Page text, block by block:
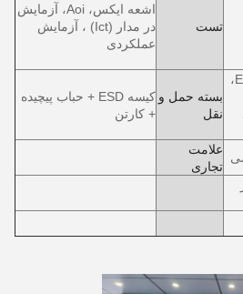
تست
اشعه ایکس، Aoi، آزمایش
در مدار (Ict) ، آزمایش
عملکردی
بسته بندی ESD،
بسته حمل و
نقل
کیسه ESD + حباب پیچیده
+ کارتن
علامت
تجاری